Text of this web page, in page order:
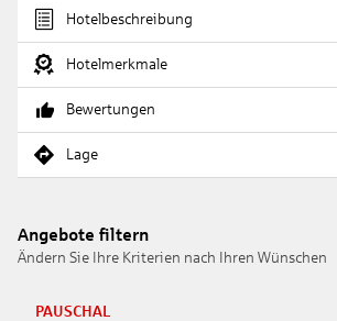
Hotelbeschreibung
Hotelmerkmale
Bewertungen
Lage
Angebote filtern
Ändern Sie Ihre Kriterien nach Ihren Wünschen
PAUSCHAL